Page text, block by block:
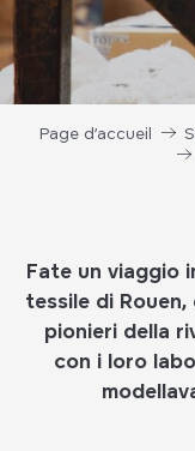
Page d’accueil
Fate un viaggio
tessile di
pionieri della
con i loro